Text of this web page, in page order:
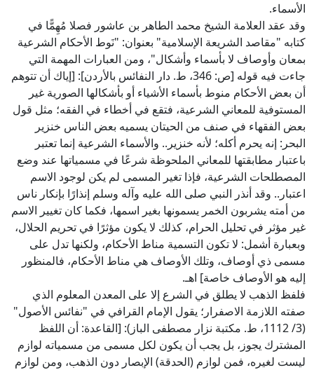
الأسماء.
وقد عقد العلامة الشيخ محمد الطاهر بن عاشور فصلا مُهِمًّا في
كتابه "مقاصد الشريعة الإسلامية" بعنوان: "نَوط الأحكام الشرعية
بمعان وأوصاف لا بأسماء وأشكال"، ومن العبارات المهمة التي
جاءت فيه قوله [ص: 346، ط. دار النفائس بالأردن]: [إياك أن تتوهم
أن بعض الأحكام منوط بأسماء الأشياء أو بأشكالها الصورية غير
المستوفية للمعاني الشرعية، فتقع في أخطاء في الفقه؛ مثل قول
بعض الفقهاء في صنف من الحيتان يسميه بعض الناس خنزير
البحر: إنه يحرم أكله؛ لأنه خنزير.. والأسماء الشرعية إنما تعتبر
باعتبار مطابقتها للمعاني الملحوظة شرعًا في مسمياتها عند وضع
المصطلحات الشرعية، فإذا تغير المسمى لم يكن لوجود الاسم
اعتبار.. وقد أنذر النبي صلى الله عليه وآله وسلم إنذارًا بإنكار ناس
من أمته يشربون الخمر يسمونها بغير اسمها، فكما كان تغيير الاسم
غير مؤثر في تحليل الحرام، كذلك لا يكون مؤثرًا في تحريم الحلال،
وبعبارة أشمل: لا تكون التسمية مناط الأحكام، ولكنها تدل على
مسمى ذي أوصاف، وتلك الأوصاف هي مناط الأحكام، فالمنظور
إليه هو الأوصاف خاصة] اهـ.
فلفظ الذهب لا يطلق في الشرع إلا على المعدن المعلوم الذي
صفته اللازمة الاصفرار؛ يقول الإمام القرافي في "نفائس الأصول"
(3/ 1112، ط. مكتبة نزار مصطفى الباز): [القاعدة: أن اللفظ
المشترك يجوز، بل يجب أن يكون لكل مسمى من مسمياته لوازم
ليست لغيره، فمن لوازم (الحدقة) الإبصار دون الذهب، ومن لوازم